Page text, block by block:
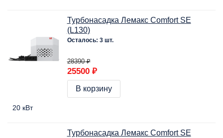
Турбонасадка Лемакс Comfort SE
(L130)
Осталось: 3 шт.
28390 ₽
25500 ₽
В корзину
20 кВт
Турбонасадка Лемакс Comfort SE